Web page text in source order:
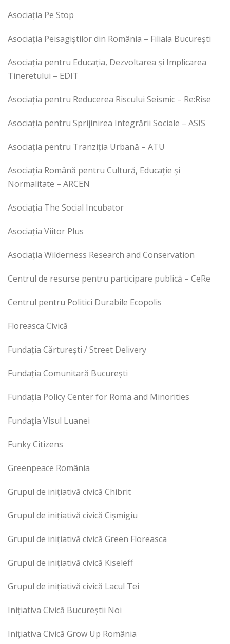
Asociația Pe Stop
Asociația Peisagiștilor din România – Filiala București
Asociația pentru Educația, Dezvoltarea și Implicarea
Tineretului – EDIT
Asociația pentru Reducerea Riscului Seismic – Re:Rise
Asociația pentru Sprijinirea Integrării Sociale – ASIS
Asociația pentru Tranziția Urbană – ATU
Asociația Română pentru Cultură, Educație și
Normalitate – ARCEN
Asociația The Social Incubator
Asociația Viitor Plus
Asociația Wilderness Research and Conservation
Centrul de resurse pentru participare publică – CeRe
Centrul pentru Politici Durabile Ecopolis
Floreasca Civică
Fundația Cărturești / Street Delivery
Fundația Comunitară București
Fundația Policy Center for Roma and Minorities
Fundaţia Visul Luanei
Funky Citizens
Greenpeace România
Grupul de inițiativă civică Chibrit
Grupul de inițiativă civică Cișmigiu
Grupul de inițiativă civică Green Floreasca
Grupul de inițiativă civică Kiseleff
Grupul de inițiativă civică Lacul Tei
Inițiativa Civică Bucureștii Noi
Inițiativa Civică Grow Up România